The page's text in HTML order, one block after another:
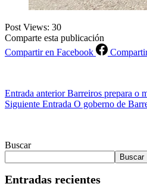
Post Views: 30
Comparte esta publicación
Compartir en Facebook
Entrada anteriorBarreiros prepara o
Siguiente Entrada O goberno de
Buscar
Buscar
Entradas recientes